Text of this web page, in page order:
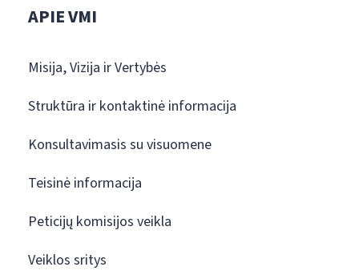
APIE VMI
Misija, Vizija ir Vertybės
Struktūra ir kontaktinė informacija
Konsultavimasis su visuomene
Teisinė informacija
Peticijų komisijos veikla
Veiklos sritys